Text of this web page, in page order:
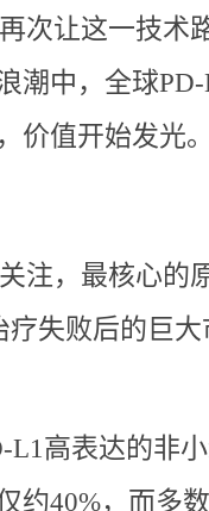
次让这一技术
潮中，全球
价值开始发光
注，最核心的
疗失败后的巨
L1高表达的非
约40%，而多